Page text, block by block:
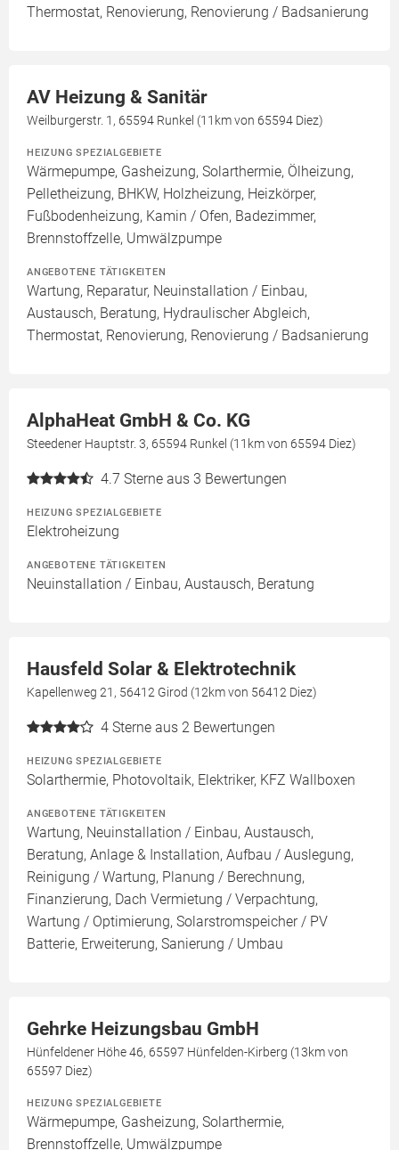
Thermostat, Renovierung, Renovierung / Badsanierung
AV Heizung & Sanitär
Weilburgerstr. 1, 65594 Runkel (11km von 65594 Diez)
HEIZUNG SPEZIALGEBIETE
Wärmepumpe, Gasheizung, Solarthermie, Ölheizung,
Pelletheizung, BHKW, Holzheizung, Heizkörper,
Fußbodenheizung, Kamin / Ofen, Badezimmer,
Brennstoffzelle, Umwälzpumpe
ANGEBOTENE TÄTIGKEITEN
Wartung, Reparatur, Neuinstallation / Einbau,
Austausch, Beratung, Hydraulischer Abgleich,
Thermostat, Renovierung, Renovierung / Badsanierung
AlphaHeat GmbH & Co. KG
Steedener Hauptstr. 3, 65594 Runkel (11km von 65594 Diez)
4.7 Sterne aus 3 Bewertungen
HEIZUNG SPEZIALGEBIETE
Elektroheizung
ANGEBOTENE TÄTIGKEITEN
Neuinstallation / Einbau, Austausch, Beratung
Hausfeld Solar & Elektrotechnik
Kapellenweg 21, 56412 Girod (12km von 56412 Diez)
4 Sterne aus 2 Bewertungen
HEIZUNG SPEZIALGEBIETE
Solarthermie, Photovoltaik, Elektriker, KFZ Wallboxen
ANGEBOTENE TÄTIGKEITEN
Wartung, Neuinstallation / Einbau, Austausch,
Beratung, Anlage & Installation, Aufbau / Auslegung,
Reinigung / Wartung, Planung / Berechnung,
Finanzierung, Dach Vermietung / Verpachtung,
Wartung / Optimierung, Solarstromspeicher / PV
Batterie, Erweiterung, Sanierung / Umbau
Gehrke Heizungsbau GmbH
Hünfeldener Höhe 46, 65597 Hünfelden-Kirberg (13km von
65597 Diez)
HEIZUNG SPEZIALGEBIETE
Wärmepumpe, Gasheizung, Solarthermie,
Brennstoffzelle, Umwälzpumpe